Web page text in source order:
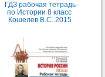
ГДЗ рабочая тетрадь
по Истории 8 класс
Кошелев В.С. 2015